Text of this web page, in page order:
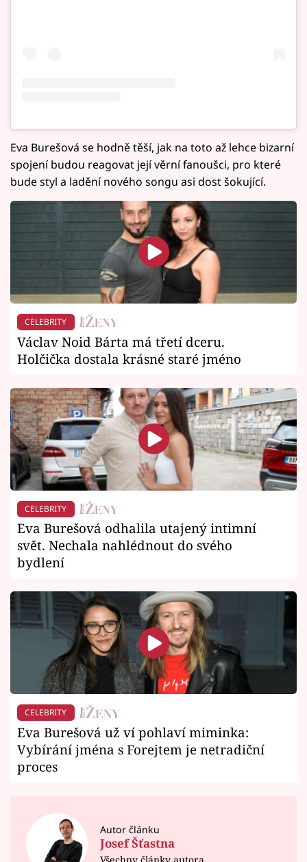
Eva Burešová se hodně těší, jak na toto až lehce bizarní
spojení budou reagovat její věrní fanoušci, pro které
bude styl a ladění nového songu asi dost šokující.
CELEBRITY
Václav Noid Bárta má třetí dceru.
Holčička dostala krásné staré jméno
CELEBRITY
Eva Burešová odhalila utajený intimní
svět. Nechala nahlédnout do svého
bydlení
CELEBRITY
Eva Burešová už ví pohlaví miminka:
Vybírání jména s Forejtem je netradiční
proces
Autor článku
Josef Šťastna
Všechny články autora